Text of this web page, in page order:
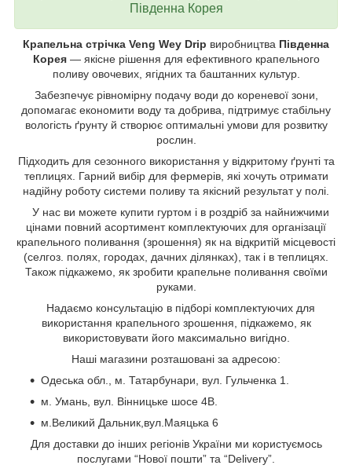
Південна Корея
Крапельна стрічка Veng Wey Drip виробництва Південна
Корея— якісне рішення для ефективного крапельного
поливу овочевих, ягідних та баштанних культур.
Забезпечує рівномірну подачу води до кореневої зони,
допомагає економити воду та добрива, підтримує стабільну
вологість ґрунту й створює оптимальні умови для розвитку
рослин.
Підходить для сезонного використання у відкритому ґрунті та
теплицях. Гарний вибір для фермерів, які хочуть отримати
надійну роботу системи поливу та якісний результат у полі.
У нас ви можете купити гуртом і в роздріб за найнижчими
цінами повний асортимент комплектуючих для організації
крапельного поливання (зрошення) як на відкритій місцевості
(селгоз. полях, городах, дачних ділянках), так і в теплицях.
Також підкажемо, як зробити крапельне поливання своїми
руками.
Надаємо консультацію в підборі комплектуючих для
використання крапельного зрошення, підкажемо, як
використовувати його максимально вигідно.
Наші магазини розташовані за адресою:
Одеська обл., м. Татарбунари, вул. Гульченка 1.
м. Умань, вул. Вінницьке шосе 4В.
м.Великий Дальник,вул.Маяцька 6
Для доставки до інших регіонів України ми користуємось
послугами “Нової пошти” та “Delivery”.